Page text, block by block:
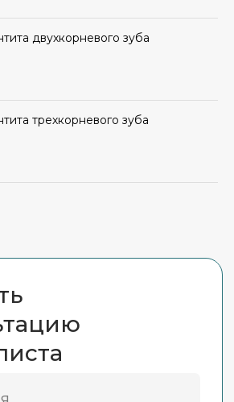
двухкорневого зуба
трехкорневого зуба